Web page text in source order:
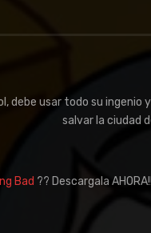
debe usar todo su
salvar la ciudad
Bad ?? Descargala